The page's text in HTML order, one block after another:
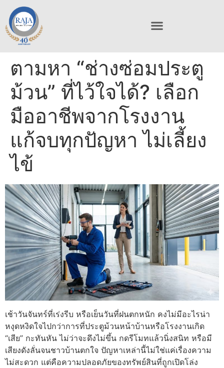
ตามหา “ช่างซ่อมประตู
ม้วน” ที่ไว้ใจได้? เลือก
มืออาชีพจากโรงงาน
แก้จบทุกปัญหา ไม่เลี้ยง
ไข้
เช้าวันจันทร์ที่เร่งรีบ หรือเย็นวันที่ฝนตกหนัก คงไม่มีอะไรน่า
หงุดหงิดใจไปกว่าการที่ประตูม้วนหน้าบ้านหรือโรงงานเกิด
“เสีย” กะทันหัน ไม่ว่าจะดึงไม่ขึ้น กดรีโมทแล้วนิ่งสนิท หรือมี
เสียงดังลั่นจนชาวบ้านตกใจ ปัญหาเหล่านี้ไม่ใช่แค่เรื่องความ
ไม่สะดวก แต่คือความปลอดภัยของทรัพย์สินที่ถูกเปิดโล่ง